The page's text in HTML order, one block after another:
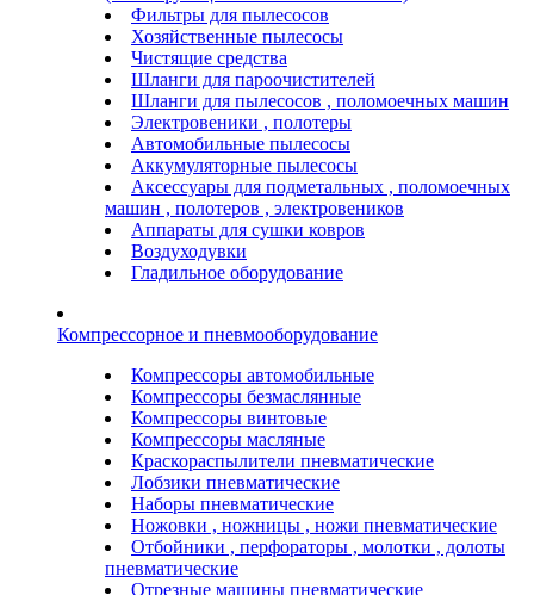
Фильтры для пылесосов
Хозяйственные пылесосы
Чистящие средства
Шланги для пароочистителей
Шланги для пылесосов , поломоечных машин
Электровеники , полотеры
Автомобильные пылесосы
Аккумуляторные пылесосы
Аксессуары для подметальных , поломоечных
машин , полотеров , электровеников
Аппараты для сушки ковров
Воздуходувки
Гладильное оборудование
Компрессорное и пневмооборудование
Компрессоры автомобильные
Компрессоры безмаслянные
Компрессоры винтовые
Компрессоры масляные
Краскораспылители пневматические
Лобзики пневматические
Наборы пневматические
Ножовки , ножницы , ножи пневматические
Отбойники , перфораторы , молотки , долоты
пневматические
Отрезные машины пневматические